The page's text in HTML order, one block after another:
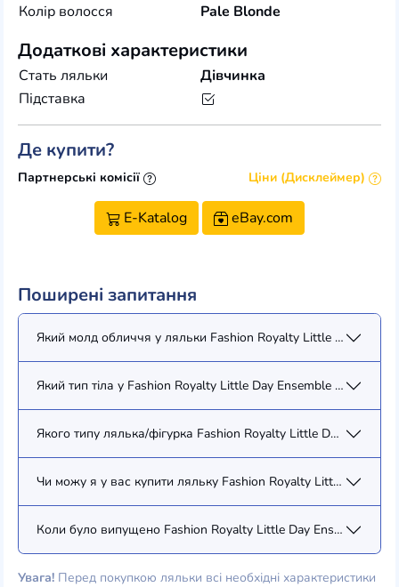
Колір волосся
Pale Blonde
Додаткові характеристики
Стать ляльки
Дівчинка
Підставка
Де купити?
Партнерські комісії Ціни (Дисклеймер)
E-Katalog eBay.com
Поширені запитання
Який молд обличчя у ляльки Fashion Royalty Little Day
Який тип тіла у Fashion Royalty Little Day Ensemble Véronique
Якого типу лялька/фігурка Fashion Royalty Little Day
Чи можу я у вас купити ляльку Fashion Royalty Little Day
Коли було випущено Fashion Royalty Little Day Ensemble
Увага! Перед покупкою ляльки всі необхідні характеристики